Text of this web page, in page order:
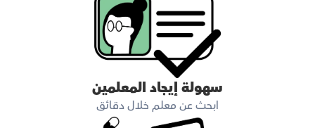
سهولة إيجاد المعلمين
ابحث عن معلم خلال دقائق